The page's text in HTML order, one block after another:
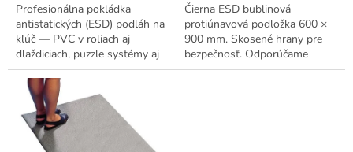
Profesionálna pokládka
antistatických (ESD) podláh na
kľúč — PVC v roliach aj
dlaždiciach, puzzle systémy aj
vodivé nátery. Kompletná
realizácia vrátane prípravy
podkladu,...
Čierna ESD bublinová
protiúnavová podložka 600 ×
900 mm. Skosené hrany pre
bezpečnosť. Odporúčame
používať s uzemňovacím